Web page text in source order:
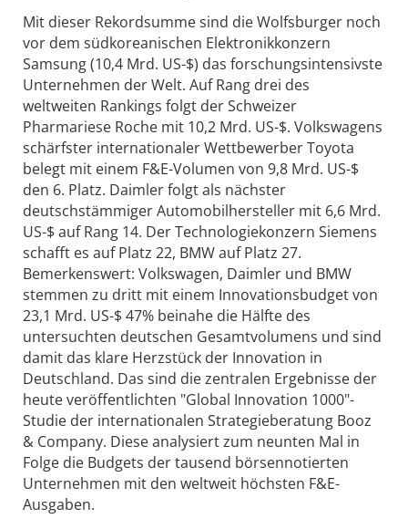
Mit dieser Rekordsumme sind die Wolfsburger noch
vor dem südkoreanischen Elektronikkonzern
Samsung (10,4 Mrd. US-$) das forschungsintensivste
Unternehmen der Welt. Auf Rang drei des
weltweiten Rankings folgt der Schweizer
Pharmariese Roche mit 10,2 Mrd. US-$. Volkswagens
schärfster internationaler Wettbewerber Toyota
belegt mit einem F&E-Volumen von 9,8 Mrd. US-$
den 6. Platz. Daimler folgt als nächster
deutschstämmiger Automobilhersteller mit 6,6 Mrd.
US-$ auf Rang 14. Der Technologiekonzern Siemens
schafft es auf Platz 22, BMW auf Platz 27.
Bemerkenswert: Volkswagen, Daimler und BMW
stemmen zu dritt mit einem Innovationsbudget von
23,1 Mrd. US-$ 47% beinahe die Hälfte des
untersuchten deutschen Gesamtvolumens und sind
damit das klare Herzstück der Innovation in
Deutschland. Das sind die zentralen Ergebnisse der
heute veröffentlichten "Global Innovation 1000"-
Studie der internationalen Strategieberatung Booz
& Company. Diese analysiert zum neunten Mal in
Folge die Budgets der tausend börsennotierten
Unternehmen mit den weltweit höchsten F&E-
Ausgaben.